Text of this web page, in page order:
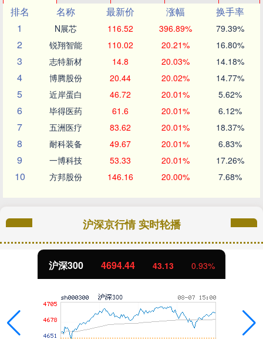
排名
名称 最新价 涨幅
换手率
1
N展芯 116.52 396.89% 79.39%
2 锐翔智能 110.02 20.21% 16.80%
3 志特新材 14.8 20.03% 14.18%
4 博腾股份 20.44 20.02% 14.77%
5 近岸蛋白 46.72 20.01% 5.62%
6 毕得医药 61.6 20.01% 6.12%
7 五洲医疗 83.62 20.01% 18.37%
8 耐科装备 49.67 20.01% 6.83%
9 一博科技 53.33 20.01% 17.26%
10 方邦股份 146.16 20.00% 7.68%
沪深京行情 实时轮播
沪深300 4694.44 43.13 0.93%